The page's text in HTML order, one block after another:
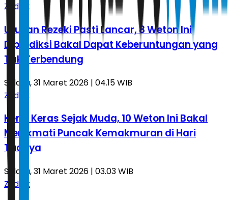
Zodiak
Urusan Rezeki Pasti Lancar, 8 Weton Ini
Diprediksi Bakal Dapat Keberuntungan yang
Tak Terbendung
Selasa, 31 Maret 2026 | 04.15 WIB
Zodiak
Kerja Keras Sejak Muda, 10 Weton Ini Bakal
Menikmati Puncak Kemakmuran di Hari
Tuanya
Selasa, 31 Maret 2026 | 03.03 WIB
Zodiak